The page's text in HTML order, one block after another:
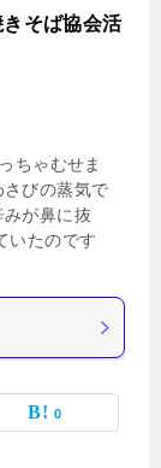
そば協会活
ちゃむせま
びの蒸気で
が鼻に抜
いたのです
0